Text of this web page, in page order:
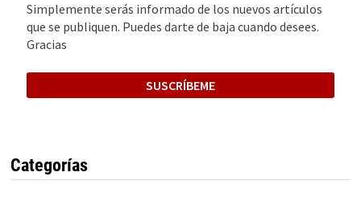
Simplemente serás informado de los nuevos artículos
que se publiquen. Puedes darte de baja cuando desees.
Gracias
Categorías